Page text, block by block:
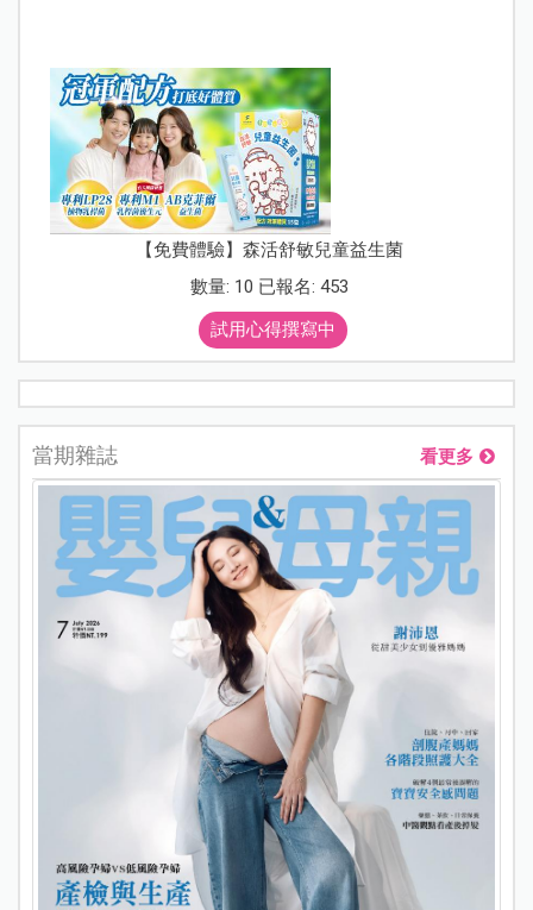
【免費體驗】森活舒敏兒童益生菌
數量: 10 已報名: 453
試用心得撰寫中
當期雜誌 看更多